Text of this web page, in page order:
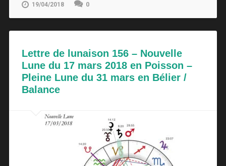
19/04/2018 0
Lettre de lunaison 156 – Nouvelle
Lune du 17 mars 2018 en Poisson –
Pleine Lune du 31 mars en Bélier /
Balance